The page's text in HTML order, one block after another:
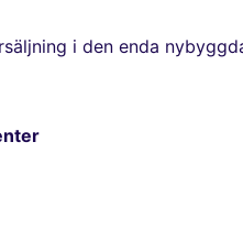
i den enda